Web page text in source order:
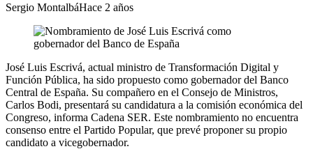
Sergio MontalbáHace 2 años
José Luis Escrivá, actual ministro de Transformación Digital y
Función Pública, ha sido propuesto como gobernador del Banco
Central de España. Su compañero en el Consejo de Ministros,
Carlos Bodi, presentará su candidatura a la comisión económica del
Congreso, informa Cadena SER. Este nombramiento no encuentra
consenso entre el Partido Popular, que prevé proponer su propio
candidato a vicegobernador.